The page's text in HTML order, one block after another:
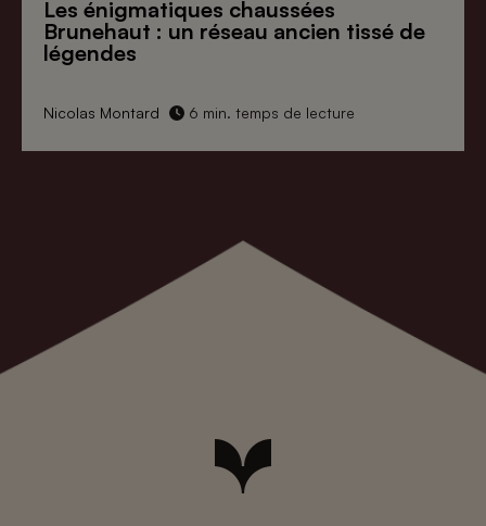
Les énigmatiques chaussées
Brunehaut : un réseau ancien tissé de
légendes
Nicolas Montard 6 min. temps de lecture